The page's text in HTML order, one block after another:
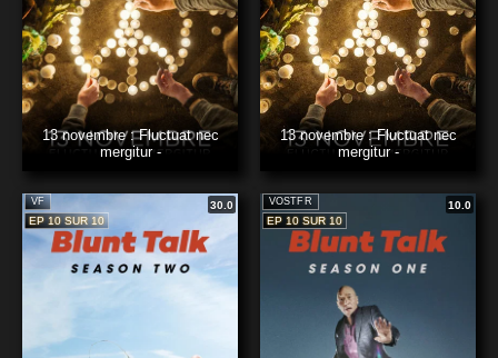
13 novembre : Fluctuat nec
mergitur -
13 novembre : Fluctuat nec
mergitur -
VF
30.0
EP 10 SUR 10
VOSTFR
10.0
EP 10 SUR 10